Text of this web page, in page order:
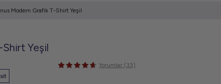
Modern Grafik T-Shirt Yeşil
Shirt Yeşil
Yorumlar (33)